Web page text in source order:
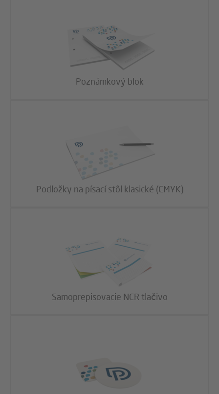
Poznámkový blok
Podložky na písací stôl klasické (CMYK)
Samoprepisovacie NCR tlačivo